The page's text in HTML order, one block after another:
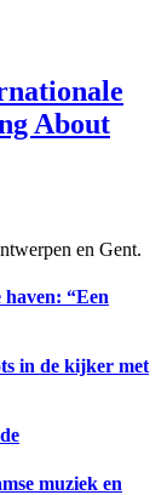
About
en Gent.
“Een
in de kijker met
muziek en